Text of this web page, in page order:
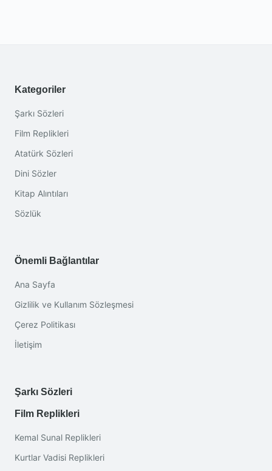
Kategoriler
Şarkı Sözleri
Film Replikleri
Atatürk Sözleri
Dini Sözler
Kitap Alıntıları
Sözlük
Önemli Bağlantılar
Ana Sayfa
Gizlilik ve Kullanım Sözleşmesi
Çerez Politikası
İletişim
Şarkı Sözleri
Film Replikleri
Kemal Sunal Replikleri
Kurtlar Vadisi Replikleri